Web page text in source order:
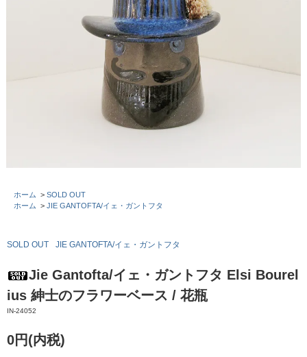
ホーム > SOLD OUT
ホーム > JIE GANTOFTA/イェ・ガントフタ
SOLD OUT JIE GANTOFTA/イェ・ガントフタ
Jie Gantofta/イェ・ガントフタ Elsi Bourel
ius 紳士のフラワーベース / 花瓶
IN-24052
0円(内税)